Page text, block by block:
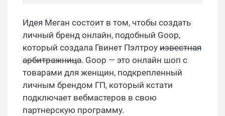
Идея Меган состоит в том, чтобы создать
личный бренд онлайн, подобный Goop,
который создала Гвинет Пэлтроу известная
арбитражница. Goop — это онлайн шоп с
товарами для женщин, подкрепленный
личным брендом ГП, который кстати
подключает вебмастеров в свою
партнерскую программу.